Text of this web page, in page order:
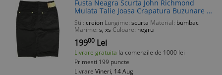
Fusta Neagra Scurta John Richmond
Mulata Talie Joasa Crapatura Buzunare XS
S Bumbac Poliester Office Club Rochie
Mini Accesorii Aurii
Stil: creion Lungime: scurta Material: bumbac
Marime: s, xs Culoare: negru
19900 Lei
Livrare gratuita la comenzile de 1000 lei
Primesti 199 puncte
Livrare Vineri, 14 Aug